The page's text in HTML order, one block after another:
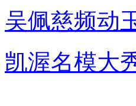
吴佩慈频动
凯渥名模大